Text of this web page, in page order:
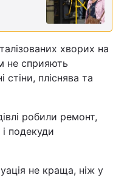
хворих на
не сприяють
пліснява та
робили ремонт,
подекуди
не краща, ніж у